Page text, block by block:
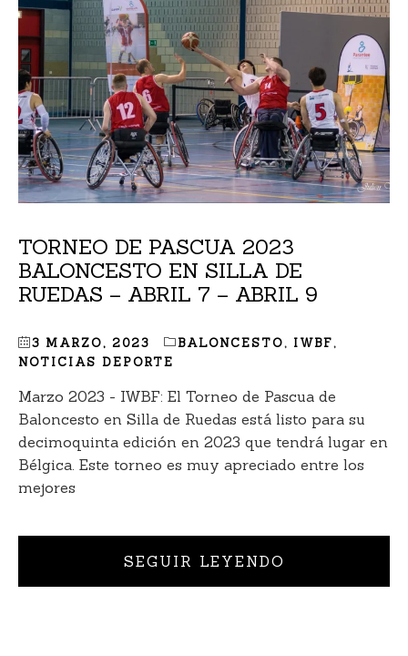
TORNEO DE PASCUA 2023
BALONCESTO EN SILLA DE
RUEDAS – ABRIL 7 – ABRIL 9
3 MARZO, 2023 BALONCESTO, IWBF,
NOTICIAS DEPORTE
Marzo 2023 - IWBF: El Torneo de Pascua de
Baloncesto en Silla de Ruedas está listo para su
decimoquinta edición en 2023 que tendrá lugar en
Bélgica. Este torneo es muy apreciado entre los
mejores
SEGUIR LEYENDO